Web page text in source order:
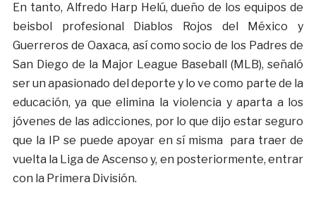
En tanto, Alfredo Harp Helú, dueño de los equipos de
beisbol profesional Diablos Rojos del México y
Guerreros de Oaxaca, así como socio de los Padres de
San Diego de la Major League Baseball (MLB), señaló
ser un apasionado del deporte y lo ve como parte de la
educación, ya que elimina la violencia y aparta a los
jóvenes de las adicciones, por lo que dijo estar seguro
que la IP se puede apoyar en sí misma para traer de
vuelta la Liga de Ascenso y, en posteriormente, entrar
con la Primera División.